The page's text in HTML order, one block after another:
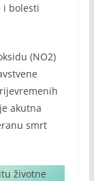
i bolesti
(NO2)
akutna
smrt
životne